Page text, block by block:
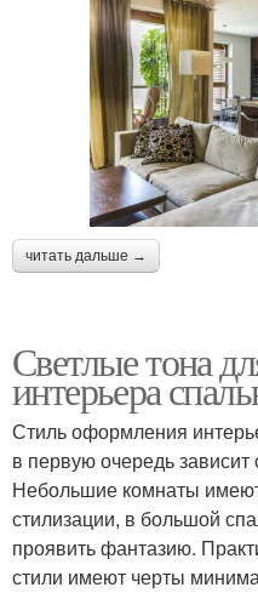
читать дальше →
Светлые тона
интерьера
Стиль оформления
в первую очередь
Небольшие комнаты
стилизации, в большой
проявить фантазию.
стили имеют черты